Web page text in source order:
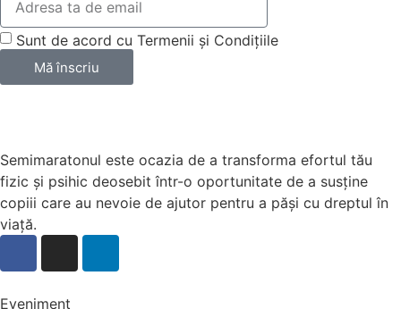
Sunt de acord cu Termenii și Condițiile
Mă înscriu
Semimaratonul este ocazia de a transforma efortul tău
fizic și psihic deosebit într-o oportunitate de a susține
copiii care au nevoie de ajutor pentru a păși cu dreptul în
viață.
Eveniment